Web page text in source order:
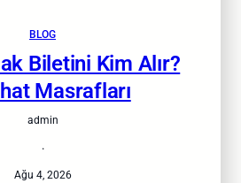
BLOG
Biletini Kim Alır?
Masrafları
admin
·
Ağu 4, 2026